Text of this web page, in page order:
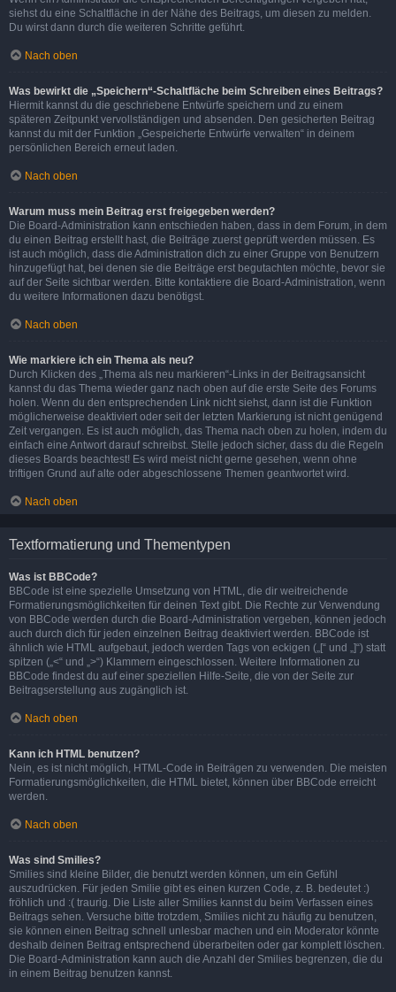
siehst du eine Schaltfläche in der Nähe des Beitrags, um diesen zu melden.
Du wirst dann durch die weiteren Schritte geführt.
Nach oben
Was bewirkt die „Speichern“-Schaltfläche beim Schreiben eines Beitrags?
Hiermit kannst du die geschriebene Entwürfe speichern und zu einem
späteren Zeitpunkt vervollständigen und absenden. Den gesicherten Beitrag
kannst du mit der Funktion „Gespeicherte Entwürfe verwalten“ in deinem
persönlichen Bereich erneut laden.
Nach oben
Warum muss mein Beitrag erst freigegeben werden?
Die Board-Administration kann entschieden haben, dass in dem Forum, in dem
du einen Beitrag erstellt hast, die Beiträge zuerst geprüft werden müssen. Es
ist auch möglich, dass die Administration dich zu einer Gruppe von Benutzern
hinzugefügt hat, bei denen sie die Beiträge erst begutachten möchte, bevor sie
auf der Seite sichtbar werden. Bitte kontaktiere die Board-Administration, wenn
du weitere Informationen dazu benötigst.
Nach oben
Wie markiere ich ein Thema als neu?
Durch Klicken des „Thema als neu markieren“-Links in der Beitragsansicht
kannst du das Thema wieder ganz nach oben auf die erste Seite des Forums
holen. Wenn du den entsprechenden Link nicht siehst, dann ist die Funktion
möglicherweise deaktiviert oder seit der letzten Markierung ist nicht genügend
Zeit vergangen. Es ist auch möglich, das Thema nach oben zu holen, indem du
einfach eine Antwort darauf schreibst. Stelle jedoch sicher, dass du die Regeln
dieses Boards beachtest! Es wird meist nicht gerne gesehen, wenn ohne
triftigen Grund auf alte oder abgeschlossene Themen geantwortet wird.
Nach oben
Textformatierung und Thementypen
Was ist BBCode?
BBCode ist eine spezielle Umsetzung von HTML, die dir weitreichende
Formatierungsmöglichkeiten für deinen Text gibt. Die Rechte zur Verwendung
von BBCode werden durch die Board-Administration vergeben, können jedoch
auch durch dich für jeden einzelnen Beitrag deaktiviert werden. BBCode ist
ähnlich wie HTML aufgebaut, jedoch werden Tags von eckigen („[“ und „]“) statt
spitzen („<“ und „>“) Klammern eingeschlossen. Weitere Informationen zu
BBCode findest du auf einer speziellen Hilfe-Seite, die von der Seite zur
Beitragserstellung aus zugänglich ist.
Nach oben
Kann ich HTML benutzen?
Nein, es ist nicht möglich, HTML-Code in Beiträgen zu verwenden. Die meisten
Formatierungsmöglichkeiten, die HTML bietet, können über BBCode erreicht
werden.
Nach oben
Was sind Smilies?
Smilies sind kleine Bilder, die benutzt werden können, um ein Gefühl
auszudrücken. Für jeden Smilie gibt es einen kurzen Code, z. B. bedeutet :)
fröhlich und :( traurig. Die Liste aller Smilies kannst du beim Verfassen eines
Beitrags sehen. Versuche bitte trotzdem, Smilies nicht zu häufig zu benutzen,
sie können einen Beitrag schnell unlesbar machen und ein Moderator könnte
deshalb deinen Beitrag entsprechend überarbeiten oder gar komplett löschen.
Die Board-Administration kann auch die Anzahl der Smilies begrenzen, die du
in einem Beitrag benutzen kannst.